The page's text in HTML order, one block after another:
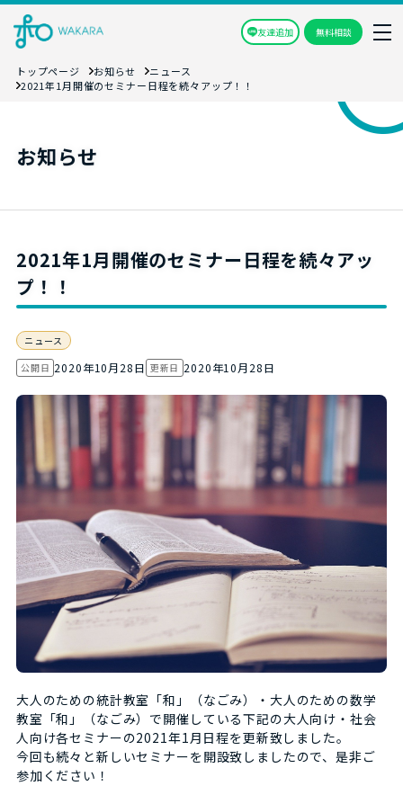
友達追加 無料相談
トップページ お知らせ
ニュース
2021年1月開催のセミナー日程を続々アップ！！
お知らせ
2021年1月開催のセミナー日程を続々アッ
プ！！
ニュース
公開日 2020年10月28日 更新日 2020年10月28日
大人のための統計教室「和」（なごみ）・大人のための数学
教室「和」（なごみ）で開催している下記の大人向け・社会
人向け各セミナーの2021年1月日程を更新致しました。
今回も続々と新しいセミナーを開設致しましたので、是非ご
参加ください！